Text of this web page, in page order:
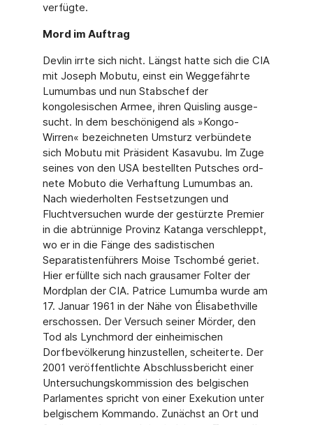
verfügte.
Mord im Auftrag
Devlin irrte sich nicht. Längst hatte sich die CIA
mit Joseph Mobutu, einst ein Wegge­fährte
Lumumbas und nun Stabschef der
kongolesischen Armee, ihren Quisling ausge­
sucht. In dem beschönigend als »Kongo-
Wirren« bezeichneten Umsturz verbündete
sich Mobutu mit Präsident Kasavubu. Im Zuge
seines von den USA bestellten Putsches ord­
nete Mobuto die Verhaftung Lumumbas an.
Nach wiederholten Festsetzungen und
Fluchtversuchen wurde der gestürzte Premier
in die abtrünnige Provinz Katanga ver­schleppt,
wo er in die Fänge des sadistischen
Separatistenführers Moise Tschombé geriet.
Hier erfüllte sich nach grausamer Folter der
Mordplan der CIA. Patrice Lumumba wurde am
17. Januar 1961 in der Nähe von Élisabethville
erschossen. Der Versuch sei­ner Mörder, den
Tod als Lynchmord der einheimischen
Dorfbevölkerung hinzustellen, scheiterte. Der
2001 veröffentlichte Abschlussbericht einer
Untersuchungskommission des belgischen
Parlamentes spricht von einer Exekution unter
belgischem Kommando. Zunächst an Ort und